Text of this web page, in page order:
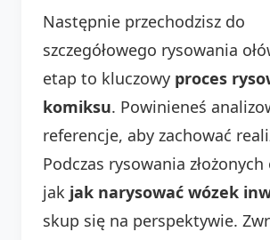
Następnie przechodzisz do
szczegółowego rysowania
etap to kluczowy proces
komiksu. Powinieneś
referencje, aby zachować
Podczas rysowania
jak jak narysować wózek
skup się na perspektywie.